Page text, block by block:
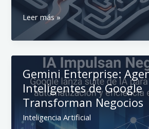
Estrategia
IA:
Evitando
Fracaso
en
Proyectos
de
Inteligencia
Artificial
Leer más »
Gemini Enterprise:
Inteligentes de Google
Transforman Negocios
Inteligencia Artificial